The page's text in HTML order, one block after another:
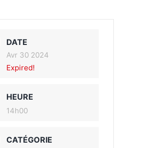
DATE
Avr 30 2024
Expired!
HEURE
14h00
CATÉGORIE